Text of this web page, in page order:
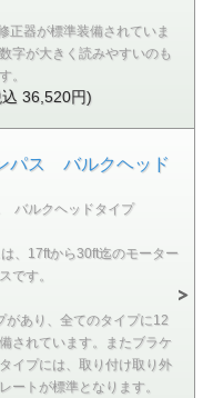
正器が標準装備されていま
字が大きく読みやすいのも
。
36,520円)
パス バルクヘッド
バルクヘッドタイプ
、17ftから30ft迄のモーター
です。
があり、全てのタイプに12
されています。またブラケ
イプには、取り付け取り外
ートが標準となります。